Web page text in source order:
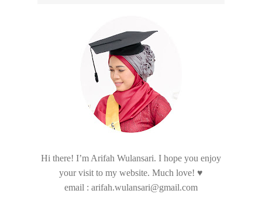
Hi there! I’m Arifah Wulansari. I hope you enjoy
your visit to my website. Much love! ♥
email : arifah.wulansari@gmail.com